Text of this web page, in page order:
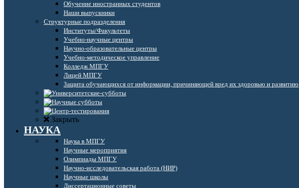
Обучение иностранных студентов
Наши выпускники
Структурные подразделения
Институты/Факультеты
Учебно-научные центры
Научно-образовательные центры
Учебно-методическое управление
Колледж МПГУ
Лицей МПГУ
Защита обучающихся от информации, причиняющей вред их здоровью и развитию
Закрыть
НАУКА
Наука в МПГУ
Научные мероприятия
Олимпиады МПГУ
Научно-исследовательская работа (НИР)
Научные школы
Диссертационные советы